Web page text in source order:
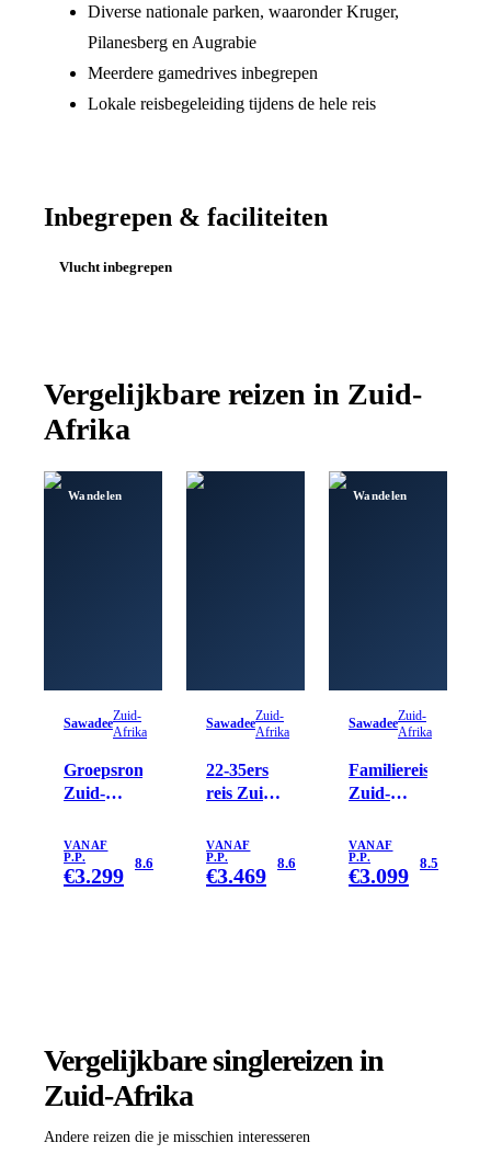
Diverse nationale parken, waaronder Kruger,
Pilanesberg en Augrabie
Meerdere gamedrives inbegrepen
Lokale reisbegeleiding tijdens de hele reis
Inbegrepen & faciliteiten
Vlucht inbegrepen
Vergelijkbare reizen in Zuid-
Afrika
Wandelen
Sawadee
Zuid-
Afrika
Groepsrondreis
Zuid-
Tuinroute
& Kruger
VANAF
P.P.
€3.299 8.6
Sawadee
Zuid-
Afrika
22-35ers
reis Zuid-
VANAF
P.P.
€3.469 8.6
Wandelen
Sawadee
Zuid-
Afrika
Familiereis
Zuid-
eSwatini -
kort
VANAF
P.P.
€3.099 8.5
Vergelijkbare singlereizen in
Zuid-Afrika
Andere reizen die je misschien interesseren